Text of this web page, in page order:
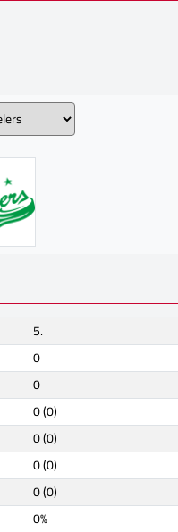
5.
0
0
0 (0)
0 (0)
0 (0)
0 (0)
0%